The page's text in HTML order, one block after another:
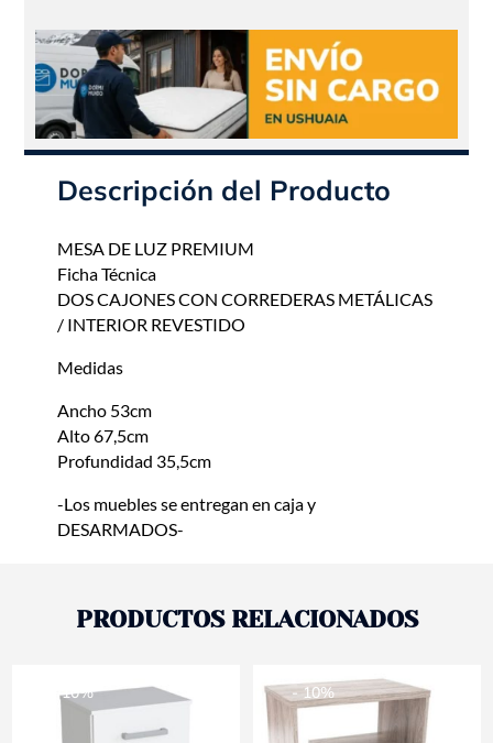
Descripción del Producto
MESA DE LUZ PREMIUM
Ficha Técnica
DOS CAJONES CON CORREDERAS METÁLICAS
/ INTERIOR REVESTIDO
Medidas
Ancho 53cm
Alto 67,5cm
Profundidad 35,5cm
-Los muebles se entregan en caja y
DESARMADOS-
PRODUCTOS RELACIONADOS
- 10% - 10%